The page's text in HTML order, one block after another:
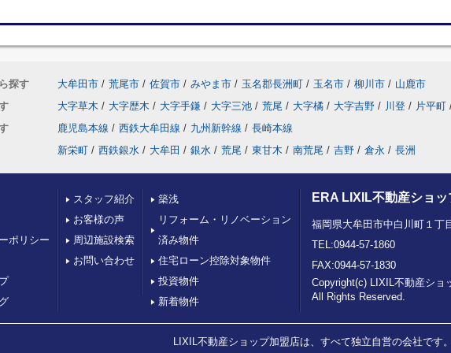
探す 大牟田市 / 荒尾市 / 佐賀市 / みやま市 / 玉名郡長洲町 / 玉名市 / 柳川市 / 山鹿市
大字草木 / 大字歴木 / 大字手鎌 / 大字三池 / 荒尾 / 大字橘 / 大字吉野 / 川登 / 片平町
鹿児島本線 / 西鉄大牟田線 / 九州新幹線 / 長崎本線
新栄町 / 西鉄銀水 / 大牟田 / 銀水 / 荒尾 / 東甘木 / 南荒尾 / 吉野 / 倉永 / 長洲
ポリシー
スタッフ紹介
お客様の声
周辺施設検索
お問い合わせ
築浅
リフォーム・リノベーション
済み物件
住宅ローン控除対象物件
投資物件
新着物件
ERA LIXIL不動産ショ
福岡県大牟田市中白川町１丁
TEL:0944-57-1860
FAX:0944-57-1830
Copyright(c) LIXIL不動産ショ
All Rights Reserved.
LIXIL不動産ショップ加盟店は、すべて独立自営の会社です。